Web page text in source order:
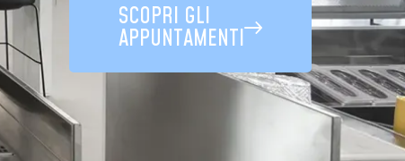
SCOPRI GLI
APPUNTAMENTI